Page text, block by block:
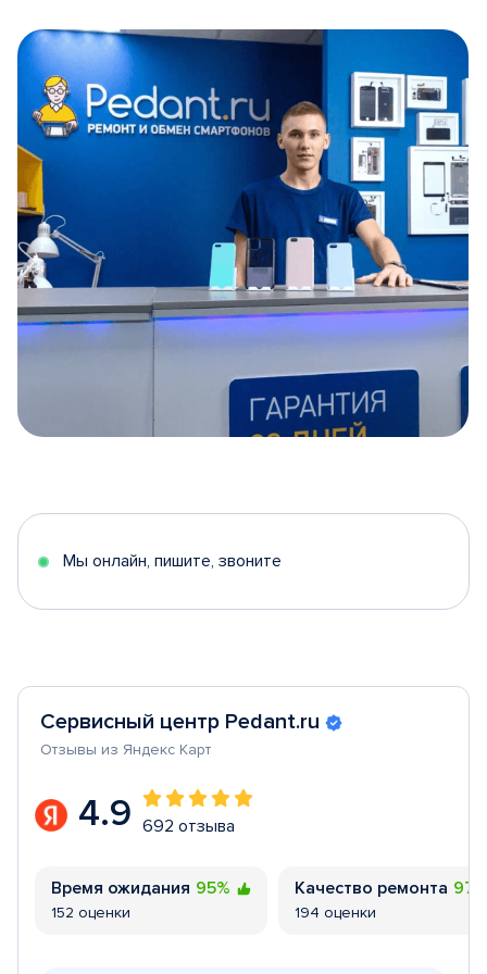
5
Мы онлайн, пишите, звоните
Сервисный центр Pedant.ru
Отзывы из Яндекс Карт
4.9 692 отзыва
Время ожидания 95%
152 оценки
Качество ремонта
194 оценки